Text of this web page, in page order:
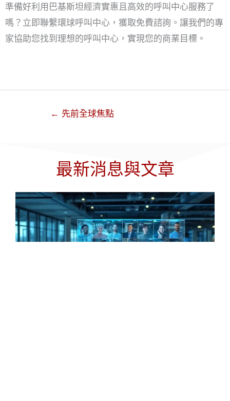
準備好利用巴基斯坦經濟實惠且高效的呼叫中心服務了
嗎？立即聯繫環球呼叫中心，獲取免費諮詢。讓我們的專
家協助您找到理想的呼叫中心，實現您的商業目標。
← 先前全球焦點
最新消息與文章